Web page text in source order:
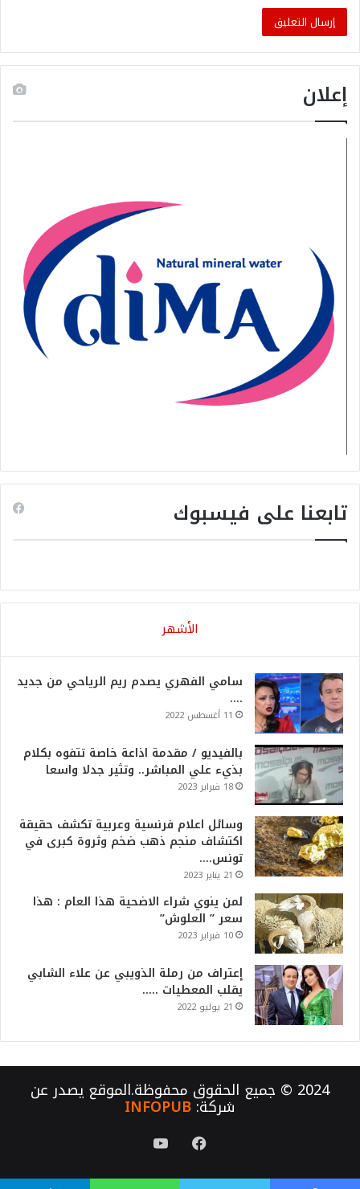
إعلان
تابعنا على فيسبوك
الأشهر
سامي الفهري يصدم ريم الرياحي من جديد
….
11 أغسطس 2022
بالفيديو / مقدمة اذاعة خاصة تتفوه بكلام
بذيء علي المباشر.. وتثير جدلا واسعا
18 فبراير 2023
وسائل اعلام فرنسية وعربية تكشف حقيقة
اكتشاف منجم ذهب ضخم وثروة كبرى في
تونس….
21 يناير 2023
لمن ينوي شراء الاضحية هذا العام : هذا
سعر ” العلوش”
10 فبراير 2023
إعتراف من رملة الذويبي عن علاء الشابي
يقلب المعطيات …..
21 يوليو 2022
2024 © جميع الحقوق محفوظة.الموقع يصدر عن
شركة:INFOPUB
فيسبوكيوتيوب